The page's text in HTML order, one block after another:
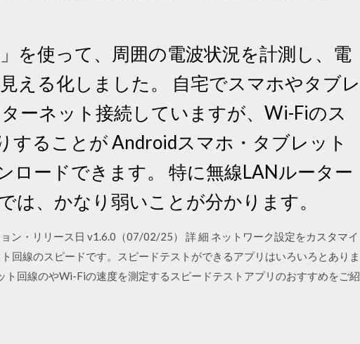
を使って、周囲の電波状況を計測し、電
える化しました。 自宅でスマホやタブレ
ーネット接続していますが、Wi-Fiのス
することが Androidスマホ・タブレット
ロードできます。 特に無線LANルーター
は、かなり弱いことが分かります。
ン・リリース日 v1.6.0（07/02/25） 詳 細 ネットワーク設定をカスタマイ
回線のスピードです。スピードテストができるアプリはいろいろとありま
回線のやWi-Fiの速度を測定するスピードテストアプリのおすすめをご紹